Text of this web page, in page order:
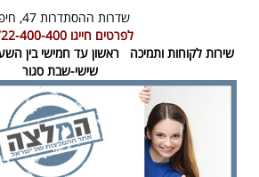
שדרות ההסתדרות 47,
לפרטים חייגו400-400
שירות לקוחות ותמיכה
שישי-שבת סגור